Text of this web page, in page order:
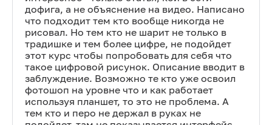
дофига, а не объяснение на видео. Написано
что подходит тем кто вообще никогда не
рисовал. Но тем кто не шарит не только в
традишке и тем более цифре, не подойдет
этот курс чтобы попробовать для себя что
такое цифровой рисунок. Описание вводит в
заблуждение. Возможно те кто уже освоил
фотошоп на уровне что и как работает
используя планшет, то это не проблема. А
тем кто и перо не держал в руках не